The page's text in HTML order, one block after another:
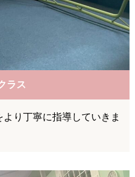
ラス
り丁寧に指導していきま